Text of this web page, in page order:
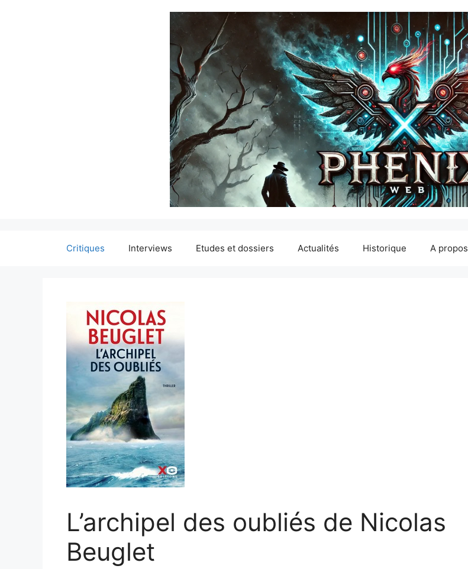
Critiques Interviews Etudes et dossiers Actualités Historique A propos
L’archipel des oubliés de Nicolas
Beuglet